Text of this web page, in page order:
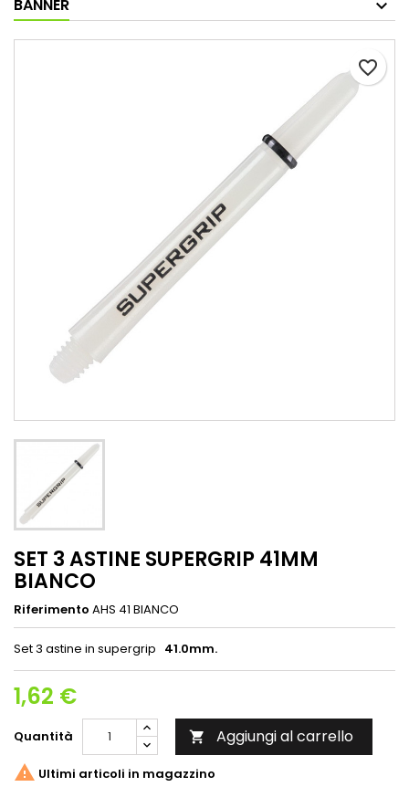
BANNER
favorite_border
SET 3 ASTINE SUPERGRIP 41MM
BIANCO
Riferimento AHS 41 BIANCO
Set 3 astine in supergrip 41.0mm.
1,62 €
Quantità  Aggiungi al carrello
 Ultimi articoli in magazzino